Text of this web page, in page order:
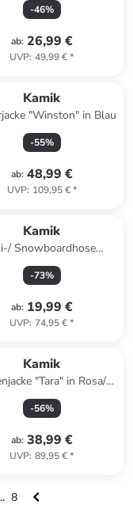
-46%
ab: 26,99 €
UVP: 49,99 €*
Kamik
"Winston" in Blau
-55%
ab: 48,99 €
UVP: 109,95 €*
Kamik
Snowboardhose
"Winkie" in Orange
-73%
ab: 19,99 €
UVP: 74,95 €*
Kamik
"Tara" in Rosa/
Pink
-56%
ab: 38,99 €
UVP: 89,95 €*
8